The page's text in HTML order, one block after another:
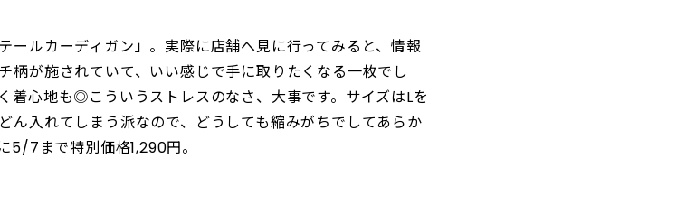
ールカーディガン」。実際に店舗へ見に行ってみると、情報
柄が施されていて、いい感じで手に取りたくなる一枚でし
着心地も◎こういうストレスのなさ、大事です。サイズはLを
ん入れてしまう派なので、どうしても縮みがちでしてあらか
5/7まで特別価格1,290円。